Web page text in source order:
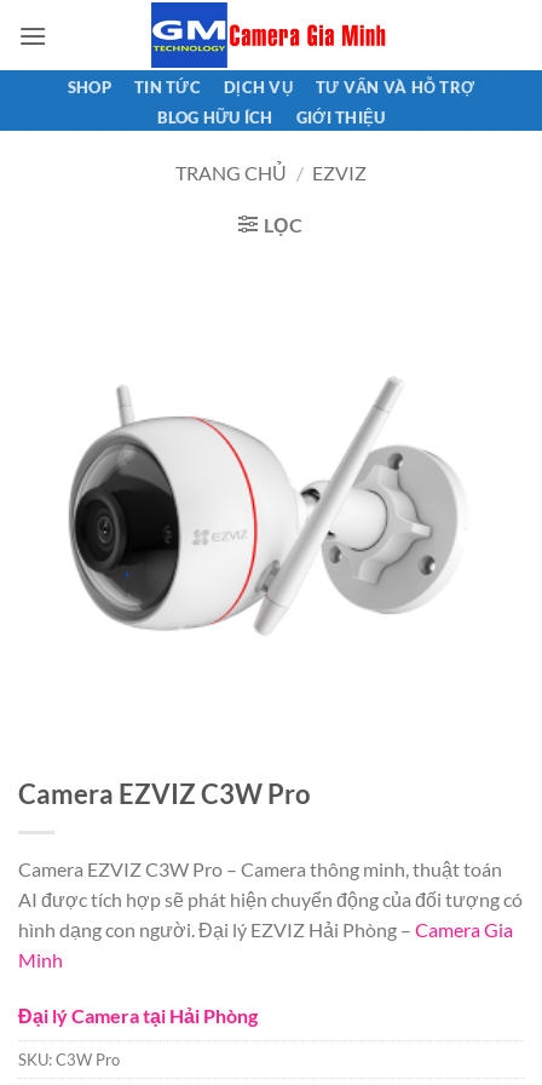
qua
nội
SHOP TIN TỨC DỊCH VỤ
TƯ VẤN VÀ HỖ TRỢ
BLOG HỮU ÍCH
GIỚI THIỆU
TRANG CHỦ / EZVIZ
LỌC
Camera EZVIZ C3W Pro
Camera EZVIZ C3W Pro – Camera thông minh, thuật toán
AI được tích hợp sẽ phát hiện chuyển động của đối tượng có
hình dạng con người. Đại lý EZVIZ Hải Phòng – Camera Gia
Minh
Đại lý Camera tại Hải Phòng
SKU:C3W Pro